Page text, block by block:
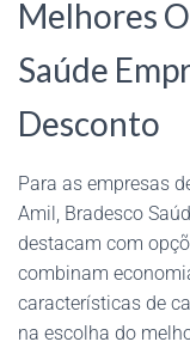
Melhores
Saúde
Desconto
Para as empresas
Amil, Bradesco
destacam com
combinam
características de
na escolha do